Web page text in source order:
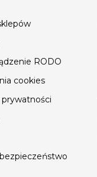
RODO
cookies